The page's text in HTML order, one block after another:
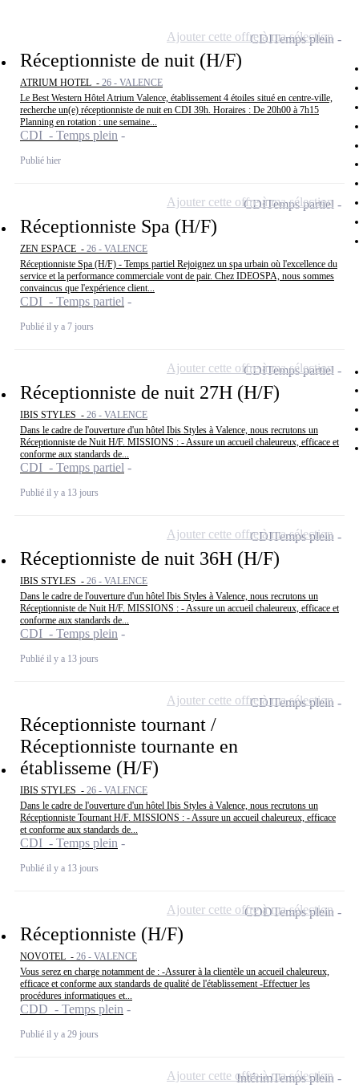
Réceptionniste de nuit (H/F)
ATRIUM HOTEL - 26 - VALENCE
Le Best Western Hôtel Atrium Valence, établissement 4 étoiles situé en centre-ville,
recherche un(e) réceptionniste de nuit en CDI 39h. Horaires : De 20h00 à 7h15
Planning en rotation : une semaine...
CDI - Temps plein
Publié hier
CDITemps plein
Ajouter cette offre à ma sélection
Réceptionniste Spa (H/F)
ZEN ESPACE - 26 - VALENCE
Réceptionniste Spa (H/F) - Temps partiel Rejoignez un spa urbain où l'excellence du
service et la performance commerciale vont de pair. Chez IDEOSPA, nous sommes
convaincus que l'expérience client...
CDI - Temps partiel
Publié il y a 7 jours
CDITemps partiel
Ajouter cette offre à ma sélection
Réceptionniste de nuit 27H (H/F)
IBIS STYLES - 26 - VALENCE
Dans le cadre de l'ouverture d'un hôtel Ibis Styles à Valence, nous recrutons un
Réceptionniste de Nuit H/F. MISSIONS : - Assure un accueil chaleureux, efficace et
conforme aux standards de...
CDI - Temps partiel
Publié il y a 13 jours
CDITemps partiel
Ajouter cette offre à ma sélection
Réceptionniste de nuit 36H (H/F)
IBIS STYLES - 26 - VALENCE
Dans le cadre de l'ouverture d'un hôtel Ibis Styles à Valence, nous recrutons un
Réceptionniste de Nuit H/F. MISSIONS : - Assure un accueil chaleureux, efficace et
conforme aux standards de...
CDI - Temps plein
Publié il y a 13 jours
CDITemps plein
Ajouter cette offre à ma sélection
Réceptionniste tournant /
Réceptionniste tournante en
établisseme (H/F)
IBIS STYLES - 26 - VALENCE
Dans le cadre de l'ouverture d'un hôtel Ibis Styles à Valence, nous recrutons un
Réceptionniste Tournant H/F. MISSIONS : - Assure un accueil chaleureux, efficace
et conforme aux standards de...
CDI - Temps plein
Publié il y a 13 jours
CDITemps plein
Ajouter cette offre à ma sélection
Réceptionniste (H/F)
NOVOTEL - 26 - VALENCE
Vous serez en charge notamment de : -Assurer à la clientèle un accueil chaleureux,
efficace et conforme aux standards de qualité de l'établissement -Effectuer les
procédures informatiques et...
CDD - Temps plein
Publié il y a 29 jours
CDDTemps plein
Ajouter cette offre à ma sélection
IntérimTemps plein
Ajouter cette offre à ma sélection